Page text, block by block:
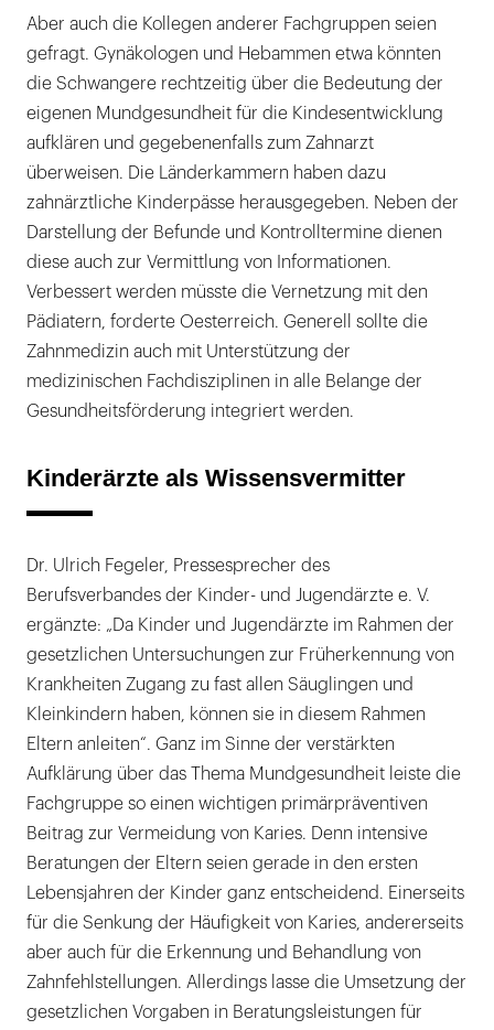
Aber auch die Kollegen anderer Fachgruppen seien
gefragt. Gynäkologen und Hebammen etwa könnten
die Schwangere rechtzeitig über die Bedeutung der
eigenen Mundgesundheit für die Kindesentwicklung
aufklären und gegebenenfalls zum Zahnarzt
überweisen. Die Länderkammern haben dazu
zahnärztliche Kinderpässe herausgegeben. Neben der
Darstellung der Befunde und Kontrolltermine dienen
diese auch zur Vermittlung von Informationen.
Verbessert werden müsste die Vernetzung mit den
Pädiatern, forderte Oesterreich. Generell sollte die
Zahnmedizin auch mit Unterstützung der
medizinischen Fachdisziplinen in alle Belange der
Gesundheitsförderung integriert werden.
Kinderärzte als Wissensvermitter
Dr. Ulrich Fegeler, Pressesprecher des
Berufsverbandes der Kinder- und Jugendärzte e. V.
ergänzte: „Da Kinder und Jugendärzte im Rahmen der
gesetzlichen Untersuchungen zur Früherkennung von
Krankheiten Zugang zu fast allen Säuglingen und
Kleinkindern haben, können sie in diesem Rahmen
Eltern anleiten“. Ganz im Sinne der verstärkten
Aufklärung über das Thema Mundgesundheit leiste die
Fachgruppe so einen wichtigen primärpräventiven
Beitrag zur Vermeidung von Karies. Denn intensive
Beratungen der Eltern seien gerade in den ersten
Lebensjahren der Kinder ganz entscheidend. Einerseits
für die Senkung der Häufigkeit von Karies, andererseits
aber auch für die Erkennung und Behandlung von
Zahnfehlstellungen. Allerdings lasse die Umsetzung der
gesetzlichen Vorgaben in Beratungsleistungen für